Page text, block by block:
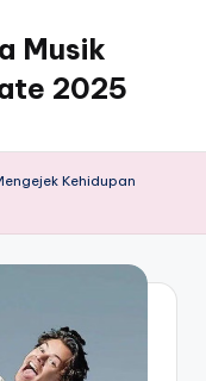
Musik
2025
Kehidupan